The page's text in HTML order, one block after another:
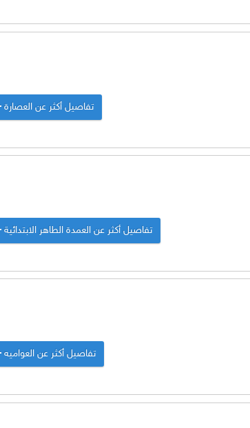
تفاصيل أكثر عن العصارة
تفاصيل أكثر عن العمدة الطاهر الابتدائية
تفاصيل أكثر عن العواميه